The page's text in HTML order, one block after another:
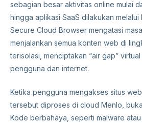
sebagian besar aktivitas online mulai
hingga aplikasi SaaS dilakukan melalui
Secure Cloud Browser mengatasi
menjalankan semua konten web di
terisolasi, menciptakan “air gap”
pengguna dan internet.
Ketika pengguna mengakses situs
tersebut diproses di cloud Menlo,
Kode berbahaya, seperti malware